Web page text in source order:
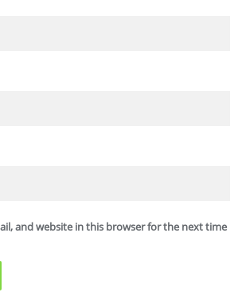
and website in this browser for the next time